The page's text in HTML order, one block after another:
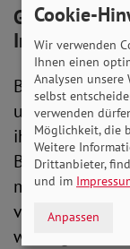
Große
Besonders
un Binnen
ihre
mediale
vergangenen
wichtige
Cookie-
Wir verwenden
Ihnen einen
Analysen unsere
selbst
verwenden
Möglichkeit, die
Weitere
Drittanbieter,
und im
Anpassen